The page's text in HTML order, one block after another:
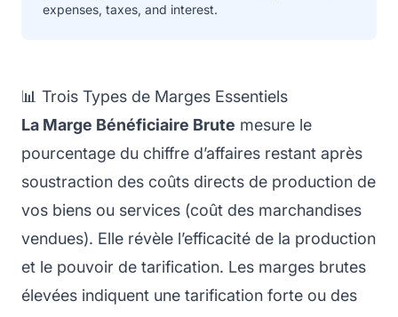
expenses, taxes, and interest.
📊 Trois Types de Marges Essentiels
La Marge Bénéficiaire Brute mesure le
pourcentage du chiffre d’affaires restant après
soustraction des coûts directs de production de
vos biens ou services (coût des marchandises
vendues). Elle révèle l’efficacité de la production
et le pouvoir de tarification. Les marges brutes
élevées indiquent une tarification forte ou des